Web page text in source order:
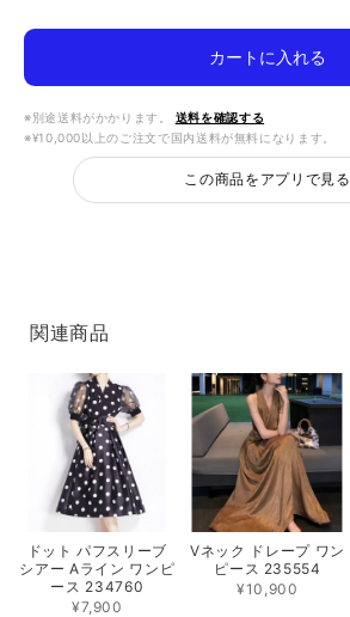
カートに入れる
※別途送料がかかります。
送料を確認する
※¥10,000以上のご注文で国内送料が無料になります。
この商品をアプリで見る
関連商品
ドット パフスリーブ
シアー Aライン ワンピ
ース 234760
¥7,900
Vネック ドレープ ワン
ピース 235554
¥10,900